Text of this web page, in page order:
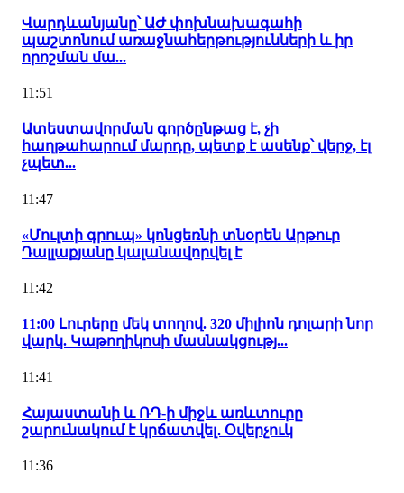
Վարդևանյանը՝ ԱԺ փոխնախագահի
պաշտոնում առաջնահերթությունների և իր
որոշման մա...
11:51
Ատեստավորման գործընթաց է, չի
հաղթահարում մարդը, պետք է ասենք՝ վերջ, էլ
չպետ...
11:47
«Մուլտի գրուպ» կոնցեռնի տնօրեն Արթուր
Դալլաքյանը կալանավորվել է
11:42
11:00 Լուրերը մեկ տողով. 320 միլիոն դոլարի նոր
վարկ. Կաթողիկոսի մասնակցությ...
11:41
Հայաստանի և ՌԴ-ի միջև առևտուրը
շարունակում է կրճատվել․ Օվերչուկ
11:36